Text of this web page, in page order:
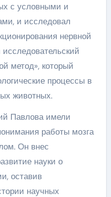
с условными и
и исследовал
нервной
метод», который
процессы в
животных.
Павлова имели
работы мозга
Он внес
науки о
оставив
научных